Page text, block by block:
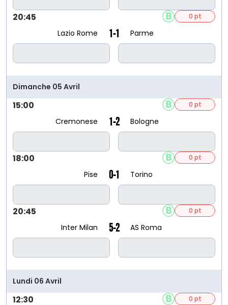
20:45
Lazio Rome Parme
1-1
0 pt
Dimanche 05 Avril
15:00
Cremonese Bologne
1-2
0 pt
18:00
Pise Torino
0-1
0 pt
20:45
Inter Milan AS Roma
5-2
0 pt
Lundi 06 Avril
12:30 0 pt